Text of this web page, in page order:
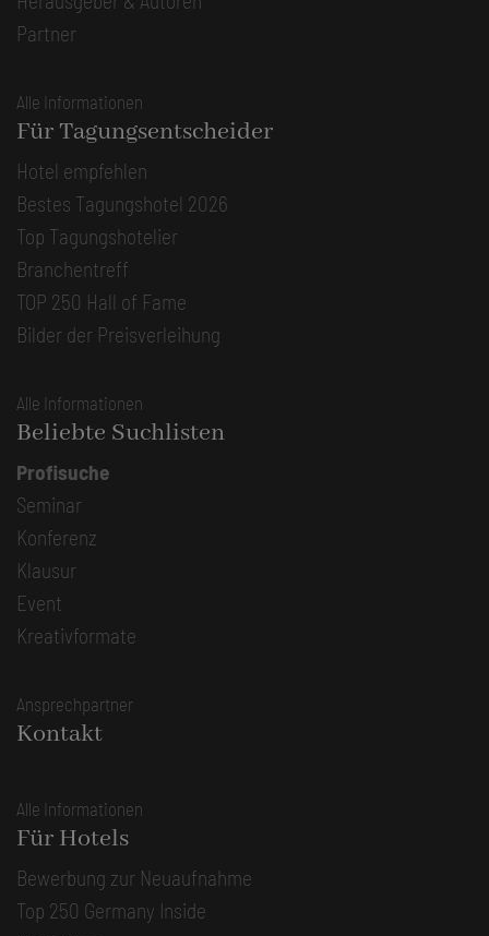
Partner
Alle Informationen
Für Tagungsentscheider
Hotel empfehlen
Bestes Tagungshotel 2026
Top Tagungshotelier
Branchentreff
TOP 250 Hall of Fame
Bilder der Preisverleihung
Alle Informationen
Beliebte Suchlisten
Profisuche
Seminar
Konferenz
Klausur
Event
Kreativformate
Ansprechpartner
Kontakt
Alle Informationen
Für Hotels
Bewerbung zur Neuaufnahme
Top 250 Germany Inside